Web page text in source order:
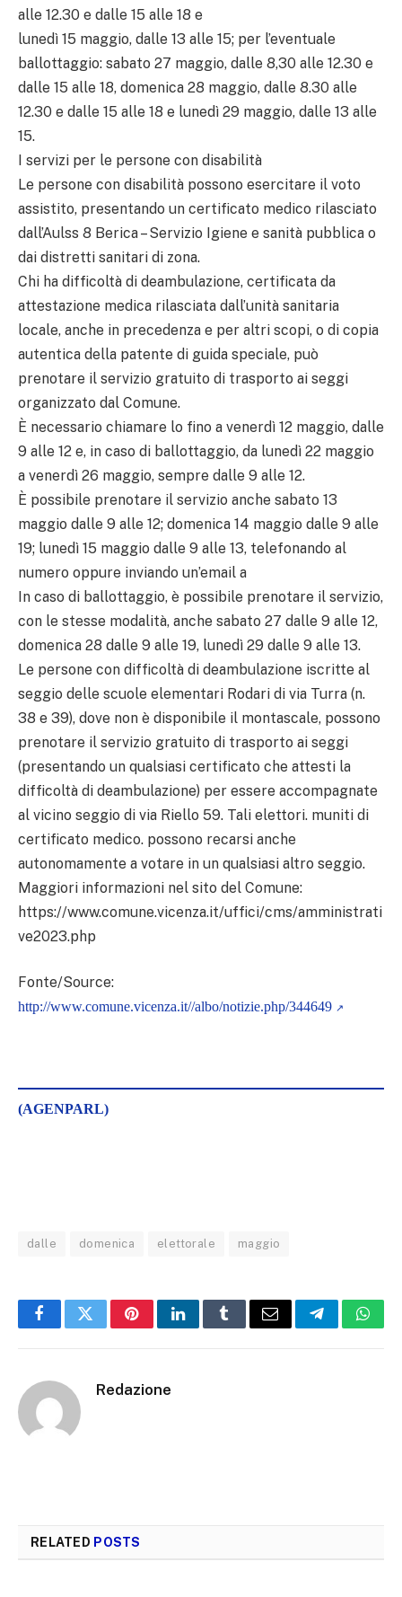
alle 12.30 e dalle 15 alle 18 e
lunedì 15 maggio, dalle 13 alle 15; per l’eventuale
ballottaggio: sabato 27 maggio, dalle 8,30 alle 12.30 e
dalle 15 alle 18, domenica 28 maggio, dalle 8.30 alle
12.30 e dalle 15 alle 18 e lunedì 29 maggio, dalle 13 alle
15.
I servizi per le persone con disabilità
Le persone con disabilità possono esercitare il voto
assistito, presentando un certificato medico rilasciato
dall’Aulss 8 Berica – Servizio Igiene e sanità pubblica o
dai distretti sanitari di zona.
Chi ha difficoltà di deambulazione, certificata da
attestazione medica rilasciata dall’unità sanitaria
locale, anche in precedenza e per altri scopi, o di copia
autentica della patente di guida speciale, può
prenotare il servizio gratuito di trasporto ai seggi
organizzato dal Comune.
È necessario chiamare lo fino a venerdì 12 maggio, dalle
9 alle 12 e, in caso di ballottaggio, da lunedì 22 maggio
a venerdì 26 maggio, sempre dalle 9 alle 12.
È possibile prenotare il servizio anche sabato 13
maggio dalle 9 alle 12; domenica 14 maggio dalle 9 alle
19; lunedì 15 maggio dalle 9 alle 13, telefonando al
numero oppure inviando un’email a
In caso di ballottaggio, è possibile prenotare il servizio,
con le stesse modalità, anche sabato 27 dalle 9 alle 12,
domenica 28 dalle 9 alle 19, lunedì 29 dalle 9 alle 13.
Le persone con difficoltà di deambulazione iscritte al
seggio delle scuole elementari Rodari di via Turra (n.
38 e 39), dove non è disponibile il montascale, possono
prenotare il servizio gratuito di trasporto ai seggi
(presentando un qualsiasi certificato che attesti la
difficoltà di deambulazione) per essere accompagnate
al vicino seggio di via Riello 59. Tali elettori. muniti di
certificato medico. possono recarsi anche
autonomamente a votare in un qualsiasi altro seggio.
Maggiori informazioni nel sito del Comune:
https://www.comune.vicenza.it/uffici/cms/amministrati
ve2023.php
Fonte/Source:
http://www.comune.vicenza.it//albo/notizie.php/344649
(AGENPARL)
dalle domenica elettorale maggio
FacebookTwitterPinterestLinkedInTumblrEmail Telegram
Redazione
RELATED POSTS